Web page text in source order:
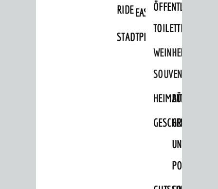
RIDEEASYPARKEN
STADTPLAN
ÖFFENTLICHE
TOILETTEN
WEINHEIMER
SOUVENIRS
HEIMATTAGE
BÜCHER
GESCHENKE
GRUSS-
UND
POSTKARTEN